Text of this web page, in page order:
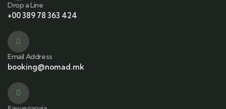
Drop a Line
+00 389 78 363 424
Email Address
booking@nomad.mk